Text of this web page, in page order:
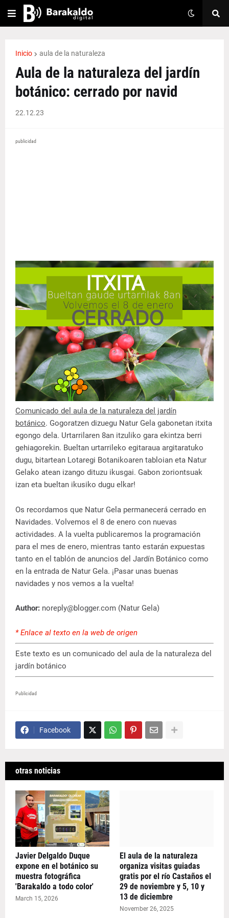
Inicio aula de la naturaleza
Aula de la naturaleza del jardín
botánico: cerrado por navid
22.12.23
publicidad
Comunicado del aula de la naturaleza del jardín
botánico. Gogoratzen dizuegu Natur Gela gabonetan itxita
egongo dela. Urtarrilaren 8an itzuliko gara ekintza berri
gehiagorekin. Bueltan urtarrileko egitaraua argitaratuko
dugu, bitartean Lotaregi Botanikoaren tabloian eta Natur
Gelako atean izango dituzu ikusgai. Gabon zoriontsuak
izan eta bueltan ikusiko dugu elkar!
Os recordamos que Natur Gela permanecerá cerrado en
Navidades. Volvemos el 8 de enero con nuevas
actividades. A la vuelta publicaremos la programación
para el mes de enero, mientras tanto estarán expuestas
tanto en el tablón de anuncios del Jardín Botánico como
en la entrada de Natur Gela. ¡Pasar unas buenas
navidades y nos vemos a la vuelta!
Author: noreply@blogger.com (Natur Gela)
* Enlace al texto en la web de origen
Este texto es un comunicado del aula de la naturaleza del
jardín botánico
Publicidad
Facebook
otras noticias
Javier Delgaldo Duque
expone en el botánico su
muestra fotográfica
'Barakaldo a todo color'
March 15, 2026
El aula de la naturaleza
organiza visitas guiadas
gratis por el río Castaños el
29 de noviembre y 5, 10 y
13 de diciembre
November 26, 2025